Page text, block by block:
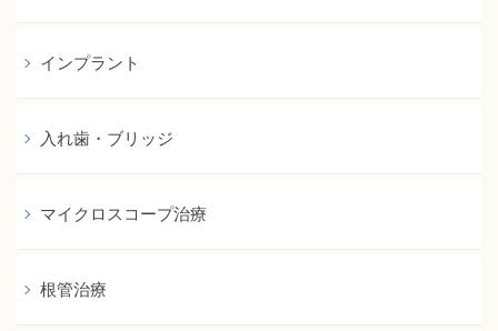
インプラント
入れ歯・ブリッジ
マイクロスコープ治療
根管治療